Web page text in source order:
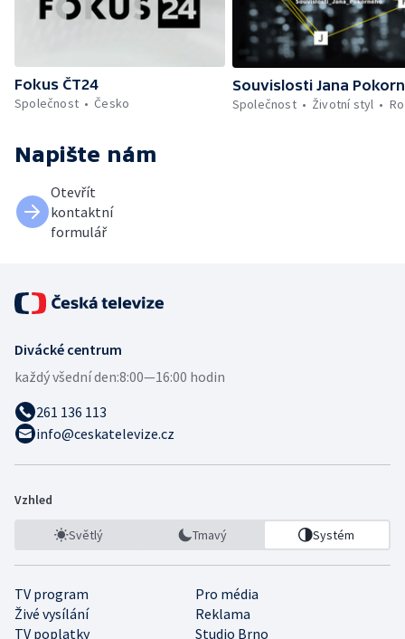
Fokus ČT24
Společnost
Česko
Souvislosti Jana
Společnost
Životní styl
Napište nám
Otevřít
kontaktní
formulář
Divácké centrum
každý všední den:8:00—16:00 hodin
261 136 113
info@ceskatelevize.cz
Vzhled
Světlý Tmavý Systém
TV program
Pro média
Živé vysílání
Reklama
TV poplatky
Studio Brno